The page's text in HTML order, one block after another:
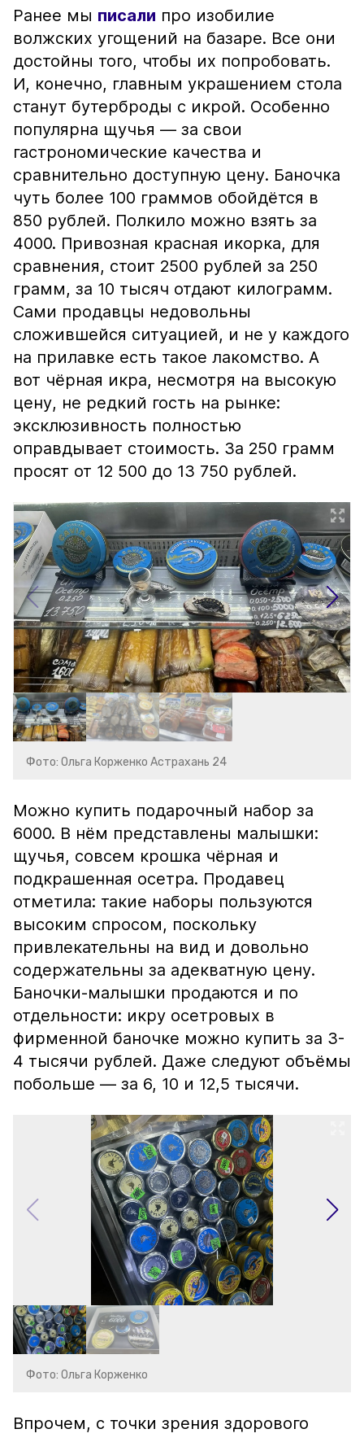
Ранее мы писали про изобилие
волжских угощений на базаре. Все они
достойны того, чтобы их попробовать.
И, конечно, главным украшением стола
станут бутерброды с икрой. Особенно
популярна щучья — за свои
гастрономические качества и
сравнительно доступную цену. Баночка
чуть более 100 граммов обойдётся в
850 рублей. Полкило можно взять за
4000. Привозная красная икорка, для
сравнения, стоит 2500 рублей за 250
грамм, за 10 тысяч отдают килограмм.
Сами продавцы недовольны
сложившейся ситуацией, и не у каждого
на прилавке есть такое лакомство. А
вот чёрная икра, несмотря на высокую
цену, не редкий гость на рынке:
эксклюзивность полностью
оправдывает стоимость. За 250 грамм
просят от 12 500 до 13 750 рублей.
Фото: Ольга Корженко Астрахань 24
Можно купить подарочный набор за
6000. В нём представлены малышки:
щучья, совсем крошка чёрная и
подкрашенная осетра. Продавец
отметила: такие наборы пользуются
высоким спросом, поскольку
привлекательны на вид и довольно
содержательны за адекватную цену.
Баночки-малышки продаются и по
отдельности: икру осетровых в
фирменной баночке можно купить за 3-
4 тысячи рублей. Даже следуют объёмы
побольше — за 6, 10 и 12,5 тысячи.
Фото: Ольга Корженко
Впрочем, с точки зрения здорового